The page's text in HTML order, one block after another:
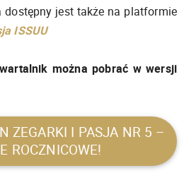
dostępny jest także na platformie
ISSUU
można pobrać w wersji
ZEGARKI I PASJA NR 5 –
ROCZNICOWE!